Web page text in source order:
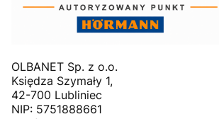
OLBANET Sp. z o.o.
Księdza Szymały 1,
42-700 Lubliniec
NIP: 5751888661